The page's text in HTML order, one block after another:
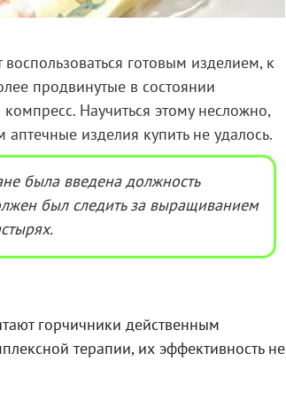
готовым изделием, к
продвинутые в состоянии
Научиться этому несложно,
изделия купить не удалось.
была введена должность
был следить за выращиванием
горчичники действенным
терапии, их эффективность не